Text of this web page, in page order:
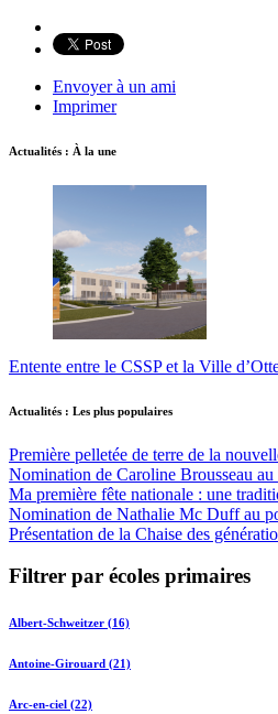
Envoyer à un ami
Imprimer
Actualités : À la une
Entente entre le CSSP et la Ville
Actualités : Les plus populaires
Première pelletée de terre de la
Nomination de Caroline Brousseau au
Ma première fête nationale : une
Nomination de Nathalie Mc Duff au
Présentation de la Chaise des
Filtrer par écoles primaires
Albert-Schweitzer (16)
Antoine-Girouard (21)
Arc-en-ciel (22)